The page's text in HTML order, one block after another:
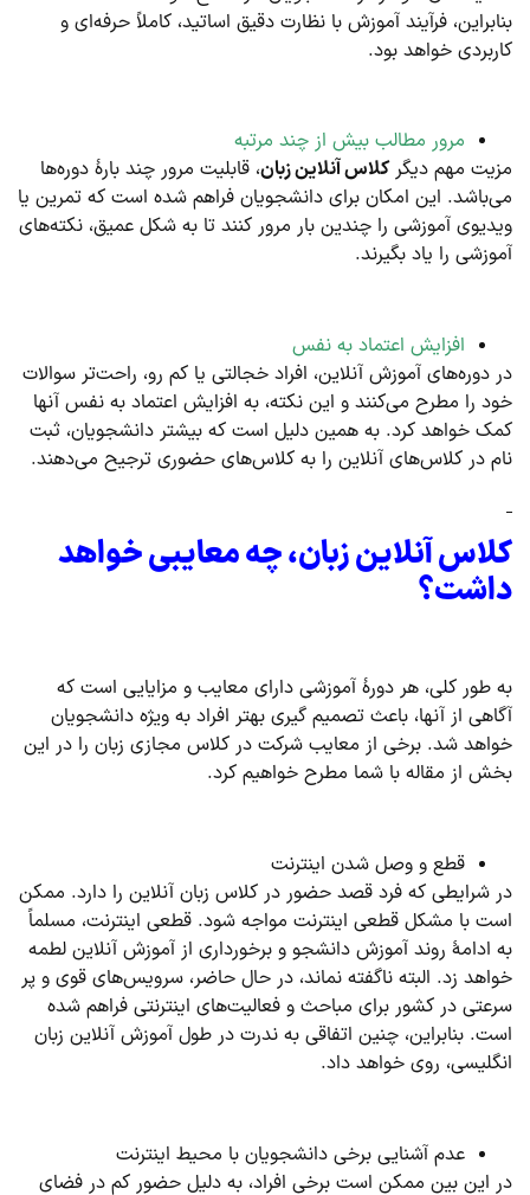
بنابراین، فرآیند آموزش با نظارت دقیق اساتید، کاملاً حرفه‌ای و
کاربردی خواهد بود.
مرور مطالب بیش از چند مرتبه
مزیت مهم دیگرکلاس آنلاین زبان، قابلیت مرور چند بارۀ دوره‌ها
می‌باشد. این امکان برای دانشجویان فراهم شده است که تمرین یا
ویدیوی آموزشی را چندین بار مرور کنند تا به شکل عمیق، نکته‎‌های
آموزشی را یاد بگیرند.
افزایش اعتماد به نفس
در دوره‌های آموزش آنلاین، افراد خجالتی یا کم رو، راحت‌تر سوالات
خود را مطرح می‌کنند و این نکته، به افزایش اعتماد به نفس آنها
کمک خواهد کرد. به همین دلیل است که بیشتر دانشجویان، ثبت
نام در کلاس‌های آنلاین را به کلاس‌های حضوری ترجیح می‌دهند.
کلاس آنلاین زبان، چه معایبی خواهد
داشت؟
به طور کلی، هر دورۀ آموزشی دارای معایب و مزایایی است که
آگاهی از آنها، باعث تصمیم گیری بهتر افراد به ویژه دانشجویان
خواهد شد. برخی از معایب شرکت در کلاس مجازی زبان را در این
بخش از مقاله با شما مطرح خواهیم کرد.
قطع و وصل شدن اینترنت
در شرایطی که فرد قصد حضور در کلاس زبان آنلاین را دارد. ممکن
است با مشکل قطعی اینترنت مواجه شود. قطعی اینترنت، مسلماً
به ادامۀ روند آموزش دانشجو و برخورداری از آموزش آنلاین لطمه
خواهد زد. البته ناگفته نماند، در حال حاضر، سرویس‌های قوی و پر
سرعتی در کشور برای مباحث و فعالیت‌های اینترنتی فراهم شده
است. بنابراین، چنین اتفاقی به ندرت در طول آموزش آنلاین زبان
انگلیسی، روی خواهد داد.
عدم آشنایی برخی دانشجویان با محیط اینترنت
در این بین ممکن است برخی افراد، به دلیل حضور کم در فضای